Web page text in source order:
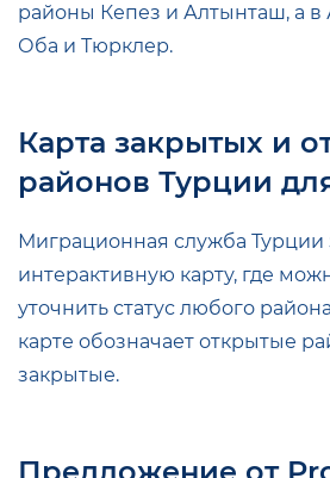
районы Кепез и Алтынташ, а
Оба и Тюрклер.
Карта закрытых и
районов Турции
Миграционная служба Турции
интерактивную карту, где
уточнить статус любого
карте обозначает открытые
закрытые.